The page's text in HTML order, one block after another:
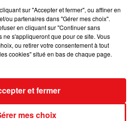
sur "Accepter et fermer", ou affiner en
ou partenaires dans "Gérer mes choix".
en cliquant sur "Continuer sans
ne s'appliqueront que pour ce site. Vous
ou retirer votre consentement à tout
cookies" situé en bas de chaque page.
mes choix
et fermer